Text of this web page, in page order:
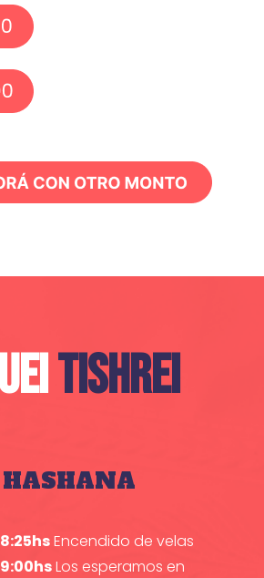
TISHREI
HASHANA
Encendido de velas
Los esperamos en